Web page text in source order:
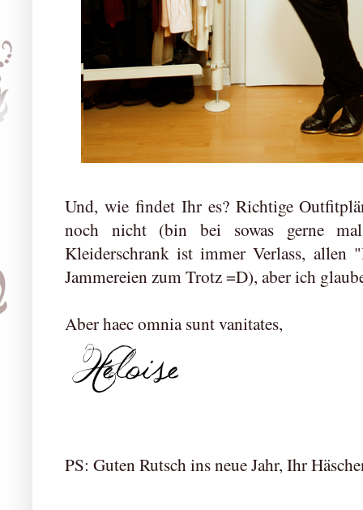
Und, wie findet Ihr es? Richtige
noch nicht (bin bei sowas gerne
Kleiderschrank ist immer Verlass, allen
Jammereien zum Trotz =D), aber ich
Aber haec omnia sunt vanitates,
PS: Guten Rutsch ins neue Jahr, Ihr